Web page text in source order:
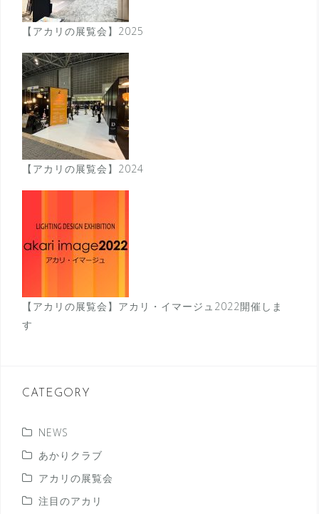
【アカリの展覧会】2025
【アカリの展覧会】2024
【アカリの展覧会】アカリ・イマージュ2022開催しま
す
CATEGORY
NEWS
あかりクラブ
アカリの展覧会
注目のアカリ